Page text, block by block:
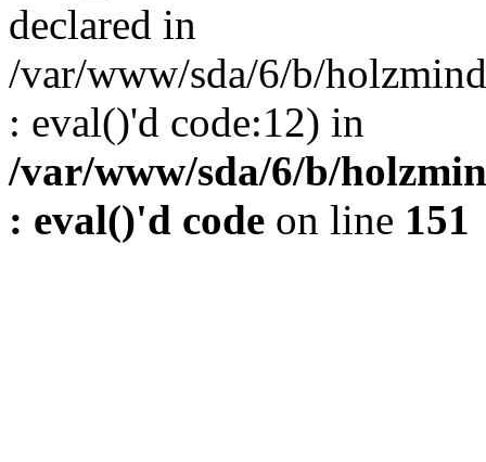
declared in
/var/www/sda/6/b/
: eval()'d code:12) in
/var/www/sda/6/b/
: eval()'d code on line 151